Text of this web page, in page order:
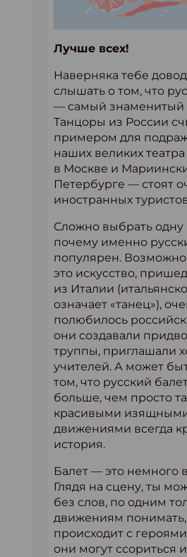
Лучше всех!
Наверняка тебе
слышать о том, что
— самый знаменитый
Танцоры из России
примером для
наших великих
в Москве и
Петербурге — стоят
иностранных
Сложно выбрать одну
почему именно
популярен.
это искусство,
из Италии
означает «танец»),
полюбилось
они создавали
труппы, приглашали
учителей. А может
том, что русский
больше, чем просто
красивыми
движениями всегда
история.
Балет — это немного
Глядя на сцену, ты
без слов, по одним
движениям понимать,
происходит с
они могут ссориться